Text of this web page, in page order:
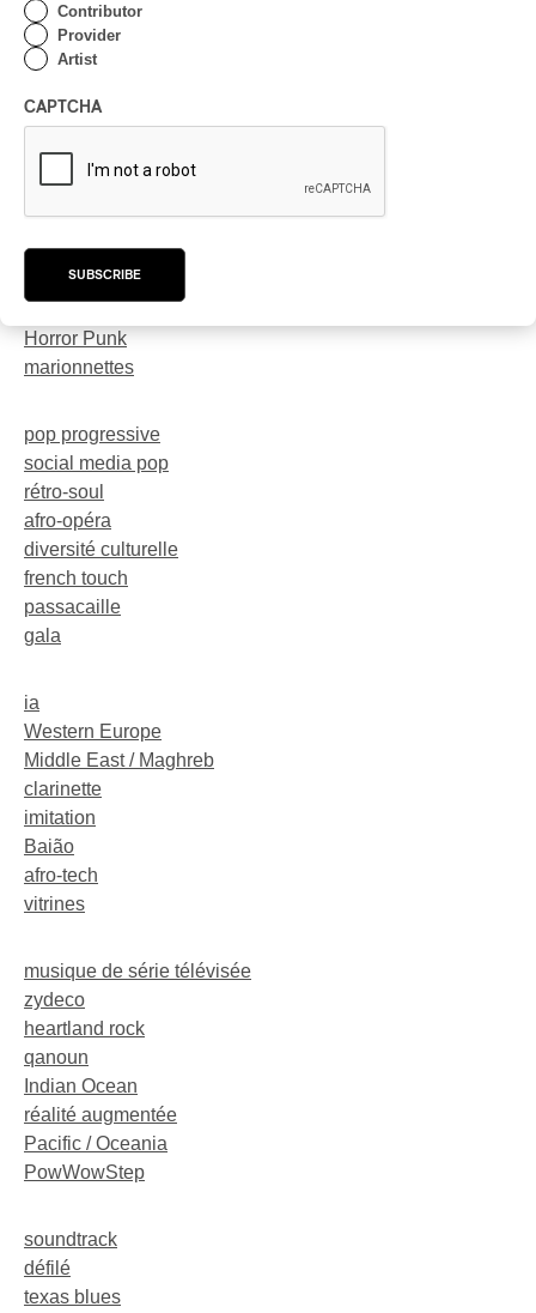
musique traditionnelle
pow wow
Dungeon Synth
SLACKER
Creative Music
festival
trompette
dark-rave
Horror Punk
marionnettes
pop progressive
social media pop
rétro-soul
afro-opéra
diversité culturelle
french touch
passacaille
gala
ia
Western Europe
Middle East / Maghreb
clarinette
imitation
Baião
afro-tech
vitrines
musique de série télévisée
zydeco
heartland rock
qanoun
Indian Ocean
réalité augmentée
Pacific / Oceania
PowWowStep
soundtrack
défilé
texas blues
Contributor
Provider
Artist
CAPTCHA
SUBSCRIBE